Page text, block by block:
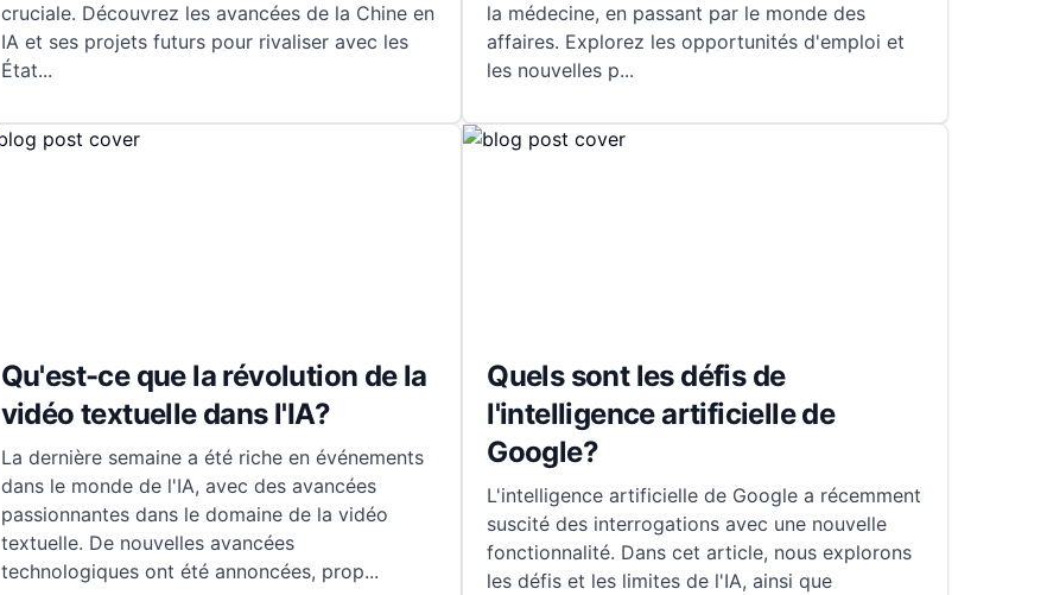
cruciale. Découvrez les avancées de la Chine en
IA et ses projets futurs pour rivaliser avec les
État...
la médecine, en passant par le monde des
affaires. Explorez les opportunités d'emploi et
les nouvelles p...
Qu'est-ce que la révolution de la
vidéo textuelle dans l'IA?
La dernière semaine a été riche en événements
dans le monde de l'IA, avec des avancées
passionnantes dans le domaine de la vidéo
textuelle. De nouvelles avancées
technologiques ont été annoncées, prop...
Quels sont les défis de
l'intelligence artificielle de
Google?
L'intelligence artificielle de Google a récemment
suscité des interrogations avec une nouvelle
fonctionnalité. Dans cet article, nous explorons
les défis et les limites de l'IA, ainsi que